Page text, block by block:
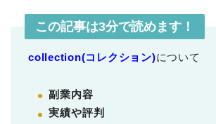
この記事は3分で読めます！
collection(コレクション)について
副業内容
実績や評判